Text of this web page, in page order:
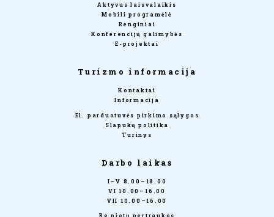
Aktyvus laisvalaikis
Mobili programėlė
Renginiai
Konferencijų galimybės
E-projektai
Turizmo informacija
Kontaktai
Informacija
El. parduotuvės pirkimo sąlygos
Slapukų politika
Turinys
Darbo laikas
I–V 8.00–18.00
VI 10.00–16.00
VII 10.00–16.00